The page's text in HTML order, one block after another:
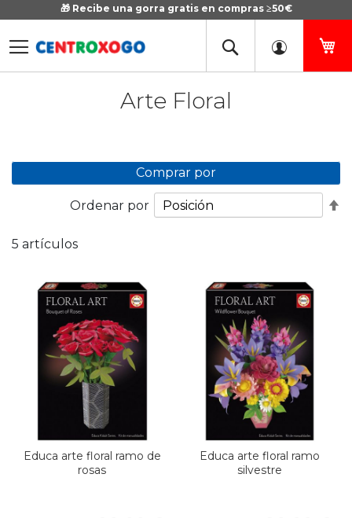
🎁 Recibe una gorra gratis en compras ≥50€
Ir
Arte Floral
5 artículos
Ordenar por
Educa arte floral ramo de
rosas
Educa arte floral ramo
silvestre
Comprar por